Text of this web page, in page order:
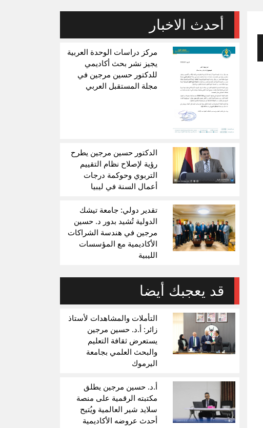
أحدث الاخبار
مركز دراسات الوحدة العربية
يجيز نشر بحث أكاديمي
للدكتور حسين مرجين في
مجلة المستقبل العربي
الدكتور حسين مرجين يطرح
رؤية لإصلاح نظام التقييم
التربوي وحوكمة درجات
أعمال السنة في ليبيا
تقدير دولي: جامعة تيشك
الدولية تُشيد بدور د. حسين
مرجين في هندسة الشراكات
الأكاديمية مع المؤسسات
الليبية
قد يعجبك أيضا
التأملات والمشاهدات لأستاذ
زائر: أ.د. حسين مرجين
يستعرض ثقافة التعليم
والبحث العلمي بجامعة
اليرموك
أ.د. حسين مرجين يطلق
مكتبته الرقمية على منصة
سلايد شير العالمية ويُتيح
أحدث عروضه الأكاديمية